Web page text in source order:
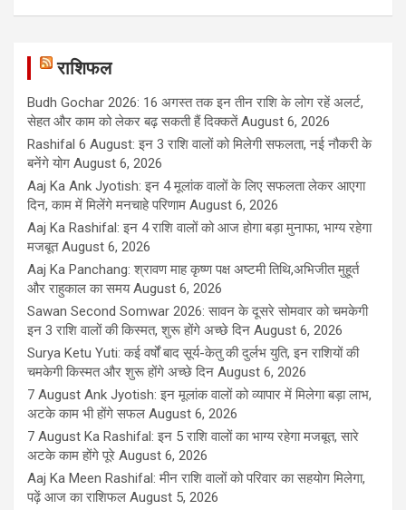
राशिफल
Budh Gochar 2026: 16 अगस्त तक इन तीन राशि के लोग रहें अलर्ट,
सेहत और काम को लेकर बढ़ सकती हैं दिक्कतें August 6, 2026
Rashifal 6 August: इन 3 राशि वालों को मिलेगी सफलता, नई नौकरी के
बनेंगे योग August 6, 2026
Aaj Ka Ank Jyotish: इन 4 मूलांक वालों के लिए सफलता लेकर आएगा
दिन, काम में मिलेंगे मनचाहे परिणाम August 6, 2026
Aaj Ka Rashifal: इन 4 राशि वालों को आज होगा बड़ा मुनाफा, भाग्य रहेगा
मजबूत August 6, 2026
Aaj Ka Panchang: श्रावण माह कृष्ण पक्ष अष्टमी तिथि,अभिजीत मुहूर्त
और राहुकाल का समय August 6, 2026
Sawan Second Somwar 2026: सावन के दूसरे सोमवार को चमकेगी
इन 3 राशि वालों की किस्मत, शुरू होंगे अच्छे दिन August 6, 2026
Surya Ketu Yuti: कई वर्षों बाद सूर्य-केतु की दुर्लभ युति, इन राशियों की
चमकेगी किस्मत और शुरू होंगे अच्छे दिन August 6, 2026
7 August Ank Jyotish: इन मूलांक वालों को व्यापार में मिलेगा बड़ा लाभ,
अटके काम भी होंगे सफल August 6, 2026
7 August Ka Rashifal: इन 5 राशि वालों का भाग्य रहेगा मजबूत, सारे
अटके काम होंगे पूरे August 6, 2026
Aaj Ka Meen Rashifal: मीन राशि वालों को परिवार का सहयोग मिलेगा,
पढ़ें आज का राशिफल August 5, 2026